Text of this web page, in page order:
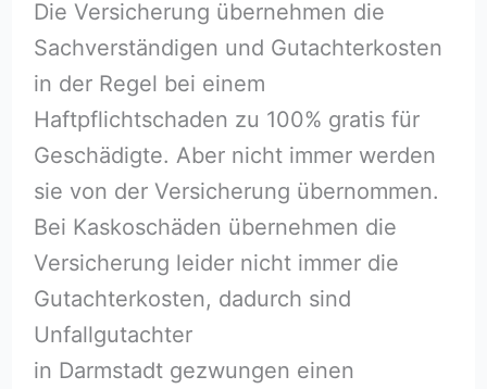
Die Versicherung übernehmen die
Sachverständigen und Gutachterkosten
in der Regel bei einem
Haftpflichtschaden zu 100% gratis für
Geschädigte. Aber nicht immer werden
sie von der Versicherung übernommen.
Bei Kaskoschäden übernehmen die
Versicherung leider nicht immer die
Gutachterkosten, dadurch sind
Unfallgutachter
in Darmstadt gezwungen einen